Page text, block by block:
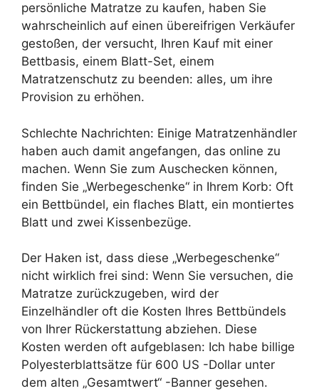
persönliche Matratze zu kaufen, haben Sie
wahrscheinlich auf einen übereifrigen Verkäufer
gestoßen, der versucht, Ihren Kauf mit einer
Bettbasis, einem Blatt-Set, einem
Matratzenschutz zu beenden: alles, um ihre
Provision zu erhöhen.
Schlechte Nachrichten: Einige Matratzenhändler
haben auch damit angefangen, das online zu
machen. Wenn Sie zum Auschecken können,
finden Sie „Werbegeschenke“ in Ihrem Korb: Oft
ein Bettbündel, ein flaches Blatt, ein montiertes
Blatt und zwei Kissenbezüge.
Der Haken ist, dass diese „Werbegeschenke“
nicht wirklich frei sind: Wenn Sie versuchen, die
Matratze zurückzugeben, wird der
Einzelhändler oft die Kosten Ihres Bettbündels
von Ihrer Rückerstattung abziehen. Diese
Kosten werden oft aufgeblasen: Ich habe billige
Polyesterblattsätze für 600 US -Dollar unter
dem alten „Gesamtwert“ -Banner gesehen.